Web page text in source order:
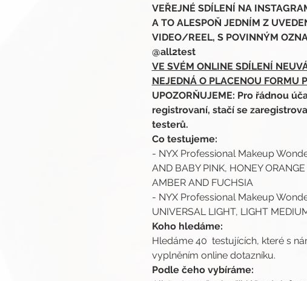
VEŘEJNÉ SDÍLENÍ NA
A TO ALESPOŇ JEDNÍM Z
VIDEO/REEL, S POVINNÝM
@all2test
VE SVÉM ONLINE SDÍLENÍ
NEJEDNÁ O PLACENOU FORMU
UPOZORŇUJEME: Pro řádnou
registrovaní, stačí se
testerů.
Co testujeme:
- NYX Professional Makeup
AND BABY PINK, HONEY
AMBER AND FUCHSIA
- NYX Professional Makeup
UNIVERSAL LIGHT, LIGHT
Koho hledáme:
Hledáme 40  testujících, které s
vyplněním online dotazníku.
Podle čeho vybíráme: